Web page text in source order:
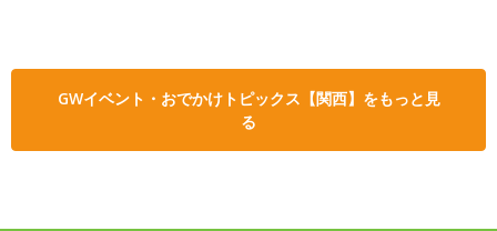
GWイベント・おでかけトピックス【関西】をもっと見
る